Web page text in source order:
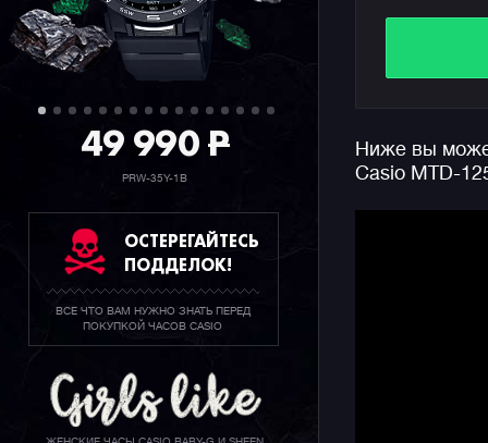
49 990P
PRW-35Y-1B
ОСТЕРЕГАЙТЕСЬ
ПОДДЕЛОК!
ВСЕ ЧТО ВАМ НУЖНО ЗНАТЬ ПЕРЕД
ПОКУПКОЙ ЧАСОВ CASIO
чтобы
Ниже вы
Casio MTD-